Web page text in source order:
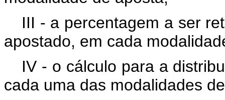
III - a percentagem a ser
apostado, em cada
IV - o cálculo para a
cada uma das modalidades